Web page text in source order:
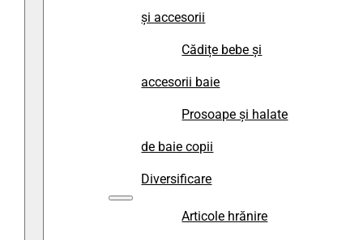
și accesorii
Cădițe bebe și
accesorii baie
Prosoape și halate
de baie copii
Diversificare
Articole hrănire